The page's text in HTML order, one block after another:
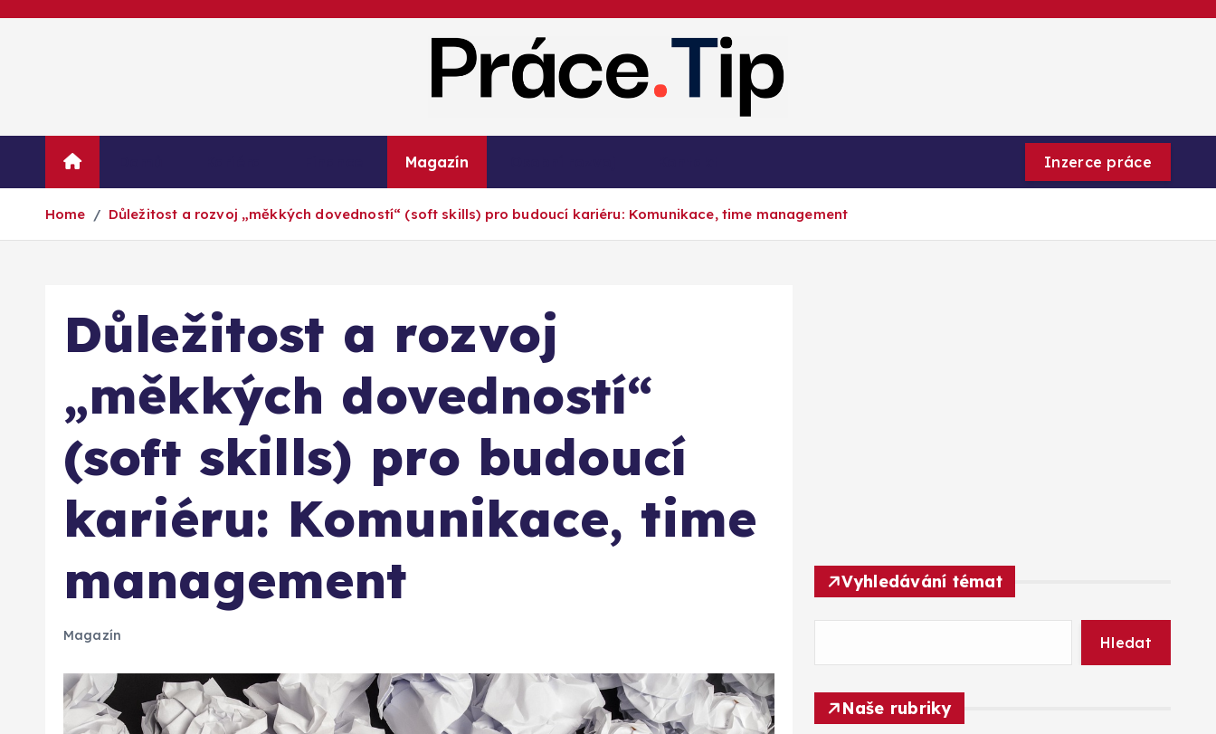
o
Kariéra, práce, finance a poradenství
Magazín Inzerce práce
Home Důležitost a rozvoj „měkkých dovedností“ (soft skills) pro budoucí kariéru: Komunikace, time management
Důležitost a rozvoj
„měkkých dovedností“
(soft skills) pro budoucí
kariéru: Komunikace, time
management
Magazín
Vyhledávání témat
Hledat
Naše rubriky